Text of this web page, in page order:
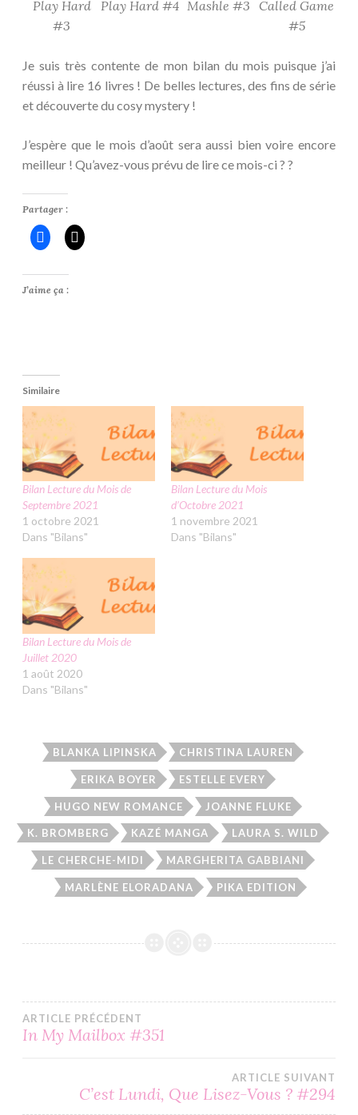
Play Hard
#3
Play Hard #4 Mashle #3 Called Game
#5
Je suis très contente de mon bilan du mois puisque j’ai
réussi à lire 16 livres ! De belles lectures, des fins de série
et découverte du cosy mystery !
J’espère que le mois d’août sera aussi bien voire encore
meilleur ! Qu’avez-vous prévu de lire ce mois-ci ? ?
Partager :
J’aime ça :
Similaire
Bilan Lecture du Mois de
Septembre 2021
1 octobre 2021
Dans "Bilans"
Bilan Lecture du Mois
d’Octobre 2021
1 novembre 2021
Dans "Bilans"
Bilan Lecture du Mois de
Juillet 2020
1 août 2020
Dans "Bilans"
BLANKA LIPINSKA CHRISTINA LAUREN
ERIKA BOYER ESTELLE EVERY
HUGO NEW ROMANCE JOANNE FLUKE
K. BROMBERG KAZÉ MANGA LAURA S. WILD
LE CHERCHE-MIDI MARGHERITA GABBIANI
MARLÈNE ELORADANA PIKA EDITION
Navigation
l’article
ARTICLE PRÉCÉDENT
In My Mailbox #351
ARTICLE SUIVANT
C’est Lundi, Que Lisez-Vous ? #294